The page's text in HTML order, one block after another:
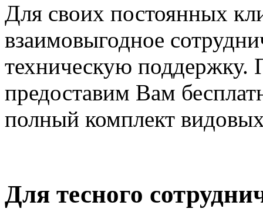
Для своих постоянных
взаимовыгодное
техническую
предоставим Вам
полный комплект
Для тесного